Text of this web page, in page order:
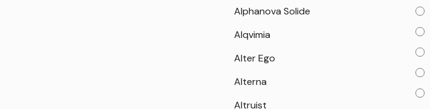
Alphanova Solide
Alqvimia
Alter Ego
Alterna
Altruist